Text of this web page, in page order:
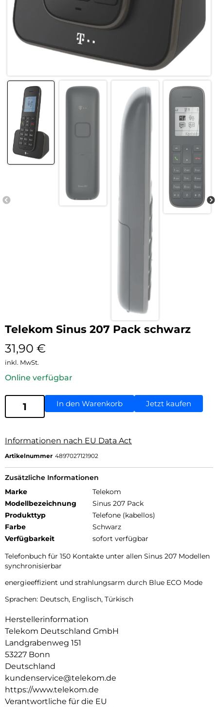
Telekom Sinus 207 Pack schwarz
31,90 €
inkl. MwSt.
Online verfügbar
In den Warenkorb Jetzt kaufen
Informationen nach EU Data Act
Artikelnummer 4897027121902
Zusätzliche Informationen
Marke
Telekom
Modellbezeichnung
Sinus 207 Pack
Produkttyp
Telefone (kabellos)
Farbe
Schwarz
Verfügbarkeit
sofort verfügbar
Telefonbuch für 150 Kontakte unter allen Sinus 207 Modellen
synchronisierbar
energieeffizient und strahlungsarm durch Blue ECO Mode
Sprachen: Deutsch, Englisch, Türkisch
Herstellerinformation
Telekom Deutschland GmbH
Landgrabenweg 151
53227 Bonn
Deutschland
kundenservice@telekom.de
https://www.telekom.de
Verantwortliche für die EU